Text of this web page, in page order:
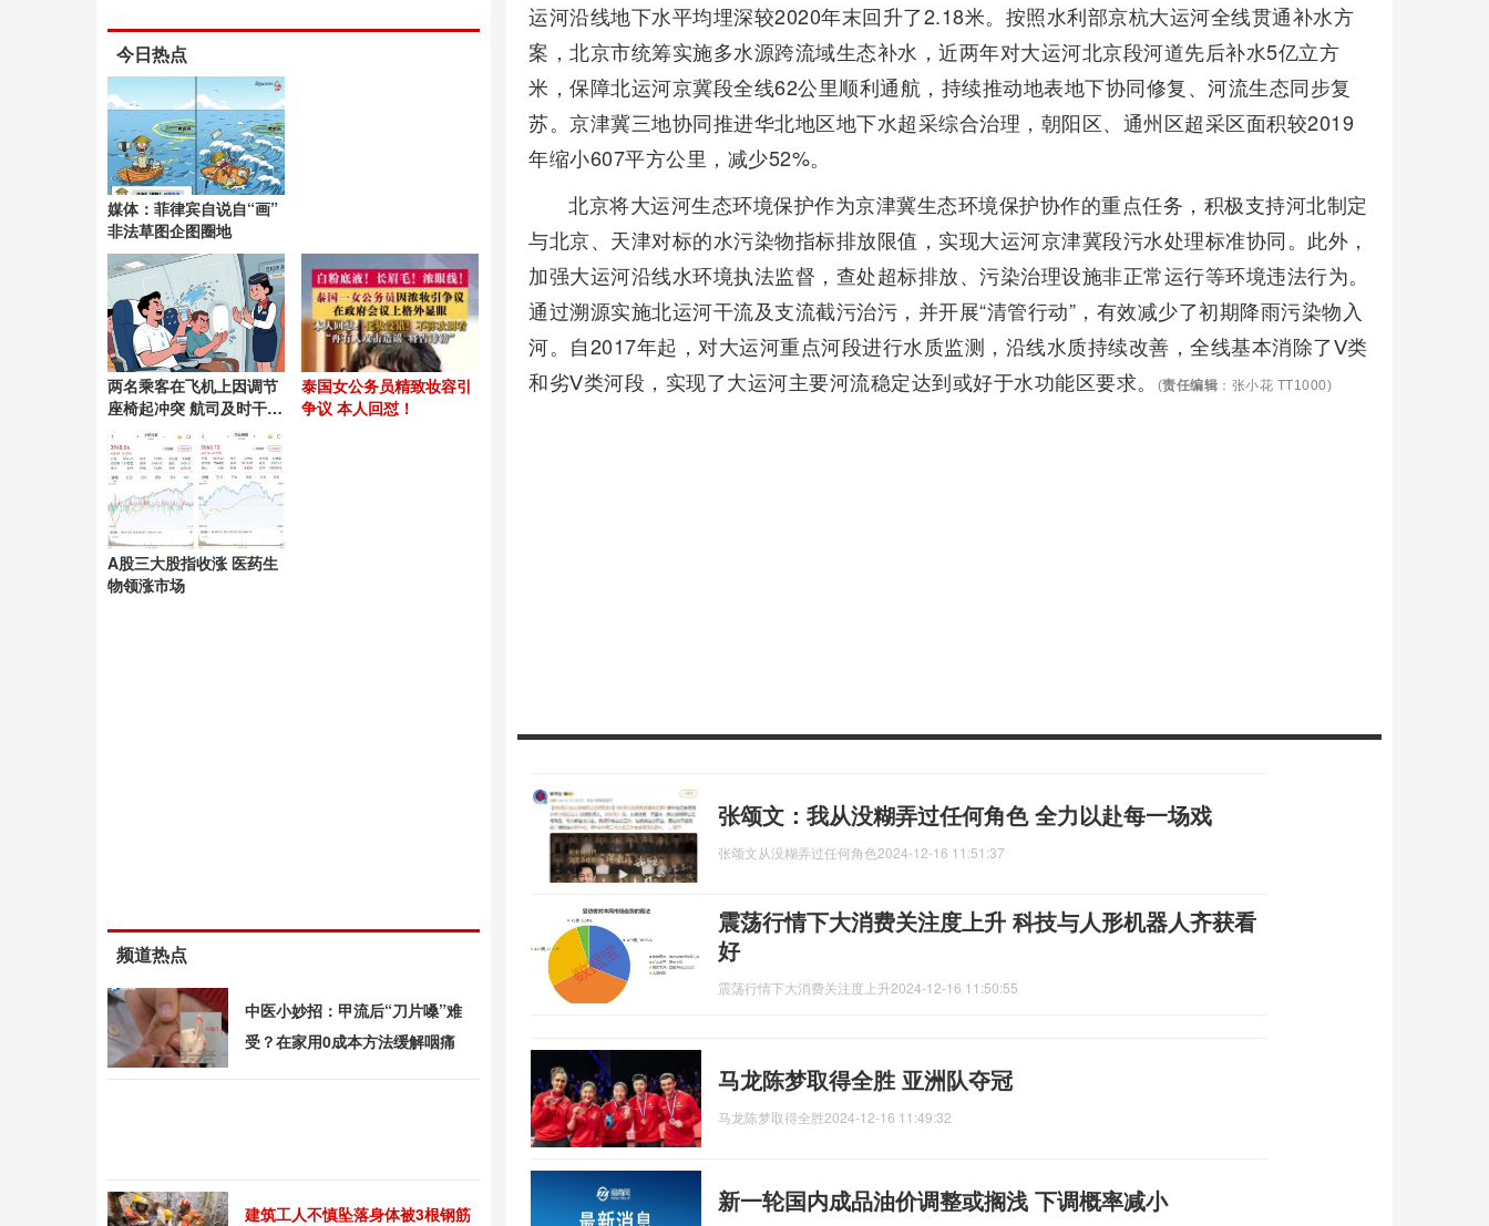
运河沿线地下水平均埋深较2020年末回升了2.18米。按照水利部京杭大运河全线贯通补水方
案，北京市统筹实施多水源跨流域生态补水，近两年对大运河北京段河道先后补水5亿立方
米，保障北运河京冀段全线62公里顺利通航，持续推动地表地下协同修复、河流生态同步复
苏。京津冀三地协同推进华北地区地下水超采综合治理，朝阳区、通州区超采区面积较2019
年缩小607平方公里，减少52%。
北京将大运河生态环境保护作为京津冀生态环境保护协作的重点任务，积极支持河北制定
与北京、天津对标的水污染物指标排放限值，实现大运河京津冀段污水处理标准协同。此外，
加强大运河沿线水环境执法监督，查处超标排放、污染治理设施非正常运行等环境违法行为。
通过溯源实施北运河干流及支流截污治污，并开展“清管行动”，有效减少了初期降雨污染物入
河。自2017年起，对大运河重点河段进行水质监测，沿线水质持续改善，全线基本消除了Ⅴ类
和劣Ⅴ类河段，实现了大运河主要河流稳定达到或好于水功能区要求。
(责任编辑 ：张小花 TT1000)
张颂文：我从没糊弄过任何角色 全力以赴每一场戏
张颂文从没糊弄过任何角色2024-12-16 11:51:37
震荡行情下大消费关注度上升 科技与人形机器人齐获看
好
震荡行情下大消费关注度上升2024-12-16 11:50:55
马龙陈梦取得全胜 亚洲队夺冠
马龙陈梦取得全胜2024-12-16 11:49:32
新一轮国内成品油价调整或搁浅 下调概率减小
今日热点
媒体：菲律宾自说自“画”
非法草图企图圈地
两名乘客在飞机上因调节
座椅起冲突 航司及时干预
换座处理
泰国女公务员精致妆容引
争议 本人回怼！
A股三大股指收涨 医药生
物领涨市场
频道热点
中医小妙招：甲流后“刀片嗓”难
受？在家用0成本方法缓解咽痛
建筑工人不慎坠落身体被3根钢筋